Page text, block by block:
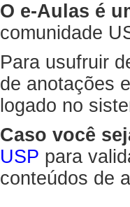
O e-Aulas é
comunidade
Para usufruir
de anotações
logado no
Caso você
USP para
conteúdos de